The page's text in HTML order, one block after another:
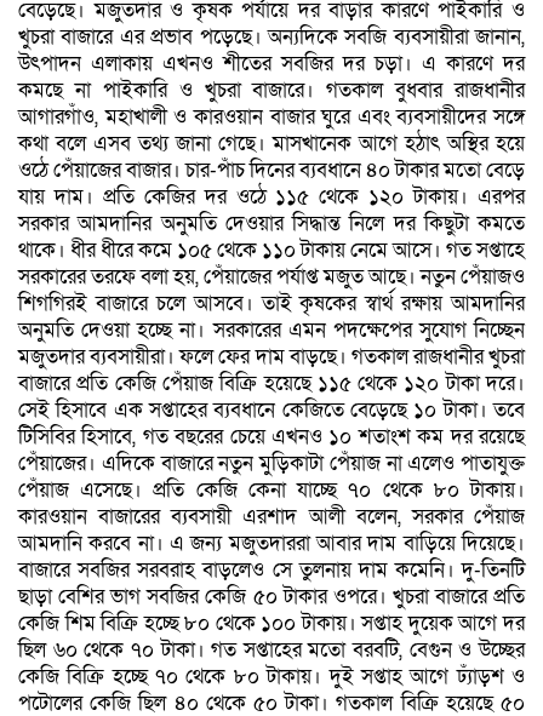
বেড়েছে। মজুতদার ও কৃষক পর্যায়ে দর বাড়ার কারণে পাইকারি ও
খুচরা বাজারে এর প্রভাব পড়েছে। অন্যদিকে সবজি ব্যবসায়ীরা জানান,
উৎপাদন এলাকায় এখনও শীতের সবজির দর চড়া। এ কারণে দর
কমছে না পাইকারি ও খুচরা বাজারে। গতকাল বুধবার রাজধানীর
আগারগাঁও, মহাখালী ও কারওয়ান বাজার ঘুরে এবং ব্যবসায়ীদের সঙ্গে
কথা বলে এসব তথ্য জানা গেছে। মাসখানেক আগে হঠাৎ অস্থির হয়ে
ওঠে পেঁয়াজের বাজার। চার-পাঁচ দিনের ব্যবধানে ৪০ টাকার মতো বেড়ে
যায় দাম। প্রতি কেজির দর ওঠে ১১৫ থেকে ১২০ টাকায়। এরপর
সরকার আমদানির অনুমতি দেওয়ার সিদ্ধান্ত নিলে দর কিছুটা কমতে
থাকে। ধীর ধীরে কমে ১০৫ থেকে ১১০ টাকায় নেমে আসে। গত সপ্তাহে
সরকারের তরফে বলা হয়, পেঁয়াজের পর্যাপ্ত মজুত আছে। নতুন পেঁয়াজও
শিগগিরই বাজারে চলে আসবে। তাই কৃষকের স্বার্থ রক্ষায় আমদানির
অনুমতি দেওয়া হচ্ছে না। সরকারের এমন পদক্ষেপের সুযোগ নিচ্ছেন
মজুতদার ব্যবসায়ীরা। ফলে ফের দাম বাড়ছে। গতকাল রাজধানীর খুচরা
বাজারে প্রতি কেজি পেঁয়াজ বিক্রি হয়েছে ১১৫ থেকে ১২০ টাকা দরে।
সেই হিসাবে এক সপ্তাহের ব্যবধানে কেজিতে বেড়েছে ১০ টাকা। তবে
টিসিবির হিসাবে, গত বছরের চেয়ে এখনও ১০ শতাংশ কম দর রয়েছে
পেঁয়াজের। এদিকে বাজারে নতুন মুড়িকাটা পেঁয়াজ না এলেও পাতাযুক্ত
পেঁয়াজ এসেছে। প্রতি কেজি কেনা যাচ্ছে ৭০ থেকে ৮০ টাকায়।
কারওয়ান বাজারের ব্যবসায়ী এরশাদ আলী বলেন, সরকার পেঁয়াজ
আমদানি করবে না। এ জন্য মজুতদাররা আবার দাম বাড়িয়ে দিয়েছে।
বাজারে সবজির সরবরাহ বাড়লেও সে তুলনায় দাম কমেনি। দু-তিনটি
ছাড়া বেশির ভাগ সবজির কেজি ৫০ টাকার ওপরে। খুচরা বাজারে প্রতি
কেজি শিম বিক্রি হচ্ছে ৮০ থেকে ১০০ টাকায়। সপ্তাহ দুয়েক আগে দর
ছিল ৬০ থেকে ৭০ টাকা। গত সপ্তাহের মতো বরবটি, বেগুন ও উচ্ছের
কেজি বিক্রি হচ্ছে ৭০ থেকে ৮০ টাকায়। দুই সপ্তাহ আগে ঢ্যাঁড়শ ও
পটোলের কেজি ছিল ৪০ থেকে ৫০ টাকা। গতকাল বিক্রি হয়েছে ৫০